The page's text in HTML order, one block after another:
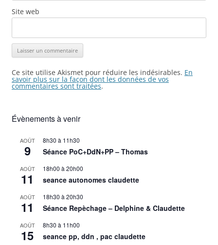
Site web
Ce site utilise Akismet pour réduire les indésirables. En
savoir plus sur la façon dont les données de vos
commentaires sont traitées.
Évènements à venir
AOÛT
9
8h30 à 11h30
Séance PoC+DdN+PP – Thomas
AOÛT
11
18h00 à20h00
seance autonomes claudette
AOÛT
11
18h30 à20h30
Séance Repèchage – Delphine & Claudette
AOÛT
15
8h30 à 11h00
seance pp, ddn , pac claudette